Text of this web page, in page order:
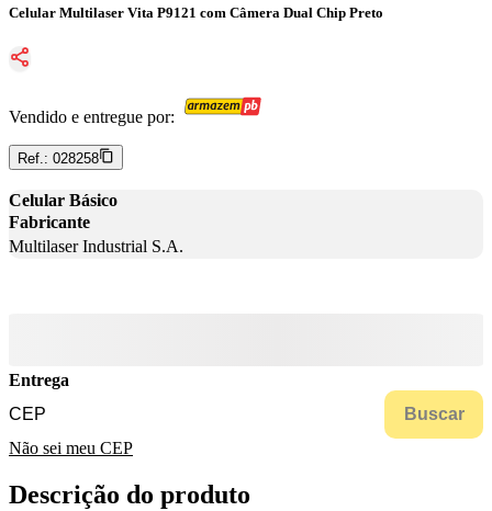
Celular Multilaser Vita P9121 com Câmera Dual Chip Preto
Vendido e entregue por:
Ref.: 028258
Celular Básico
Fabricante
Multilaser Industrial S.A.
Entrega
Buscar
Não sei meu CEP
Descrição do produto